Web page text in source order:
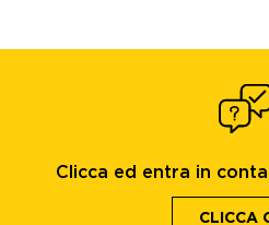
Clicca ed entra in
CLICCA